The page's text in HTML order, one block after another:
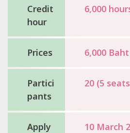
Credit
hour
6,000
Prices 6,000 Baht
Partici
pants
20 (5
Apply
10 March